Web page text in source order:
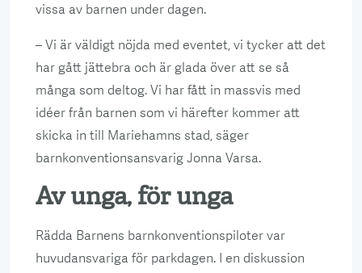
vissa av barnen under dagen.
– Vi är väldigt nöjda med eventet, vi tycker att det
har gått jättebra och är glada över att se så
många som deltog. Vi har fått in massvis med
idéer från barnen som vi härefter kommer att
skicka in till Mariehamns stad, säger
barnkonventionsansvarig Jonna Varsa.
Av unga, för unga
Rädda Barnens barnkonventionspiloter var
huvudansvariga för parkdagen. I en diskussion